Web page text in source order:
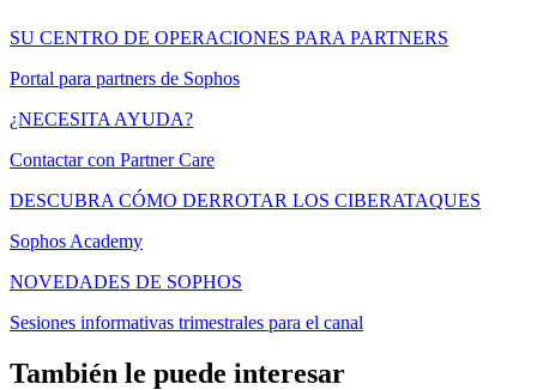
SU CENTRO DE OPERACIONES PARA PARTNERS
Portal para partners de Sophos
¿NECESITA AYUDA?
Contactar con Partner Care
DESCUBRA CÓMO DERROTAR LOS CIBERATAQUES
Sophos Academy
NOVEDADES DE SOPHOS
Sesiones informativas trimestrales para el canal
También le puede interesar